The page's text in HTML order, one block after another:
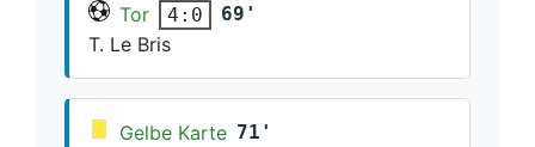
Tor 4:0 69'
T. Le Bris
Gelbe Karte 71'